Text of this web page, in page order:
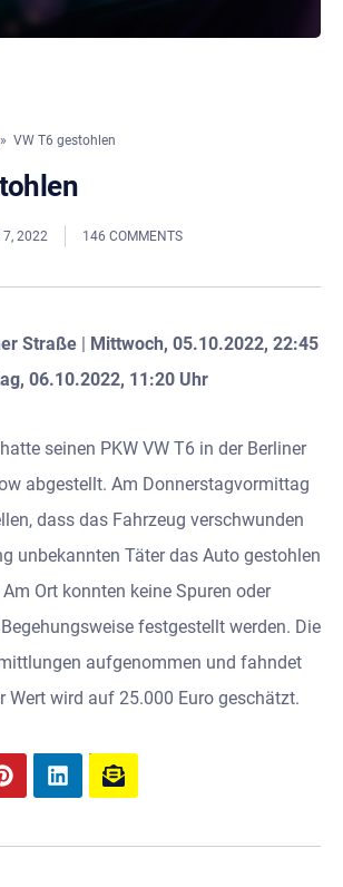
» VW T6 gestohlen
7, 2022 146 COMMENTS
Straße
Mittwoch, 05.10.2022, 22:45
06.10.2022, 11:20 Uhr
seinen PKW VW T6 in der Berliner
abgestellt. Am Donnerstagvormittag
dass das Fahrzeug verschwunden
unbekannten Täter das Auto gestohlen
Ort konnten keine Spuren oder
festgestellt werden. Die
aufgenommen und fahndet
Wert wird auf 25.000 Euro geschätzt.